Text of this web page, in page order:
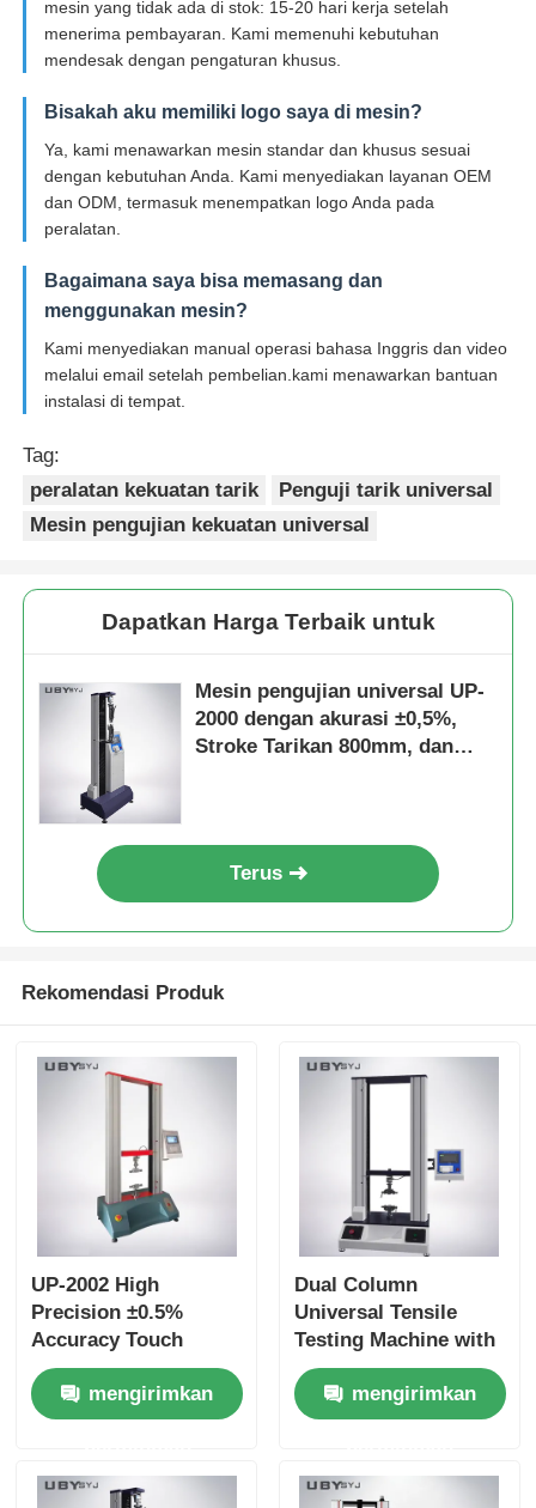
mesin yang tidak ada di stok: 15-20 hari kerja setelah
menerima pembayaran. Kami memenuhi kebutuhan
mendesak dengan pengaturan khusus.
Bisakah aku memiliki logo saya di mesin?
Ya, kami menawarkan mesin standar dan khusus sesuai
dengan kebutuhan Anda. Kami menyediakan layanan OEM
dan ODM, termasuk menempatkan logo Anda pada
peralatan.
Bagaimana saya bisa memasang dan
menggunakan mesin?
Kami menyediakan manual operasi bahasa Inggris dan video
melalui email setelah pembelian.kami menawarkan bantuan
instalasi di tempat.
Tag:
peralatan kekuatan tarik
Penguji tarik universal
Mesin pengujian kekuatan universal
Dapatkan Harga Terbaik untuk
Mesin pengujian universal UP-
2000 dengan akurasi ±0,5%,
Stroke Tarikan 800mm, dan
Terus
Rekomendasi Produk
UP-2002 High
Precision ±0.5%
Accuracy Touch
Screen Dual Column
Universal Testing
Machine for Tensile
mengirimkan
Dual Column
Universal Tensile
Testing Machine with
Touch Screen Control
and Interchangeable
Fixtures
mengirimkan